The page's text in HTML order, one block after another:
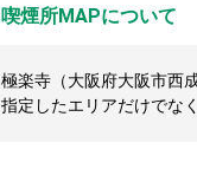
喫煙所MAPについて
極楽寺（大阪府大阪市西
指定したエリアだけでな